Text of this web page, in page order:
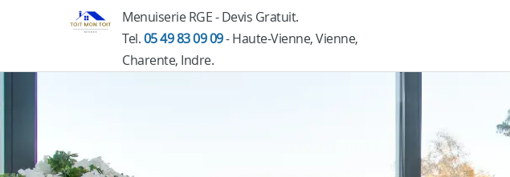
Menuiserie RGE - Devis Gratuit.
Tel.05 49 83 09 09- Haute-Vienne, Vienne,
Charente, Indre.